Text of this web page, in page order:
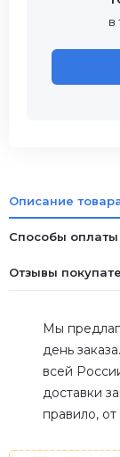
в
Описание
Способы оплаты
Отзывы
Мы
день
всей
доставки
правило,